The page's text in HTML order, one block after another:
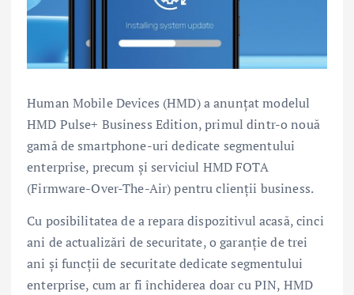
Human Mobile Devices (HMD) a anunțat modelul
HMD Pulse+ Business Edition, primul dintr-o nouă
gamă de smartphone-uri dedicate segmentului
enterprise, precum și serviciul HMD FOTA
(Firmware-Over-The-Air) pentru clienții business.
Cu posibilitatea de a repara dispozitivul acasă, cinci
ani de actualizări de securitate, o garanție de trei
ani și funcții de securitate dedicate segmentului
enterprise, cum ar fi închiderea doar cu PIN, HMD